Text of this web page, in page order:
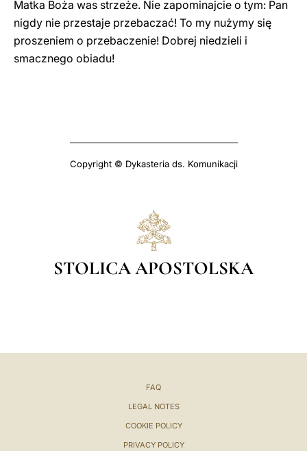
Matka Boża was strzeże. Nie zapominajcie o tym: Pan
nigdy nie przestaje przebaczać! To my nużymy się
proszeniem o przebaczenie! Dobrej niedzieli i
smacznego obiadu!
Copyright © Dykasteria ds. Komunikacji
STOLICA APOSTOLSKA
FAQ
LEGAL NOTES
COOKIE POLICY
PRIVACY POLICY